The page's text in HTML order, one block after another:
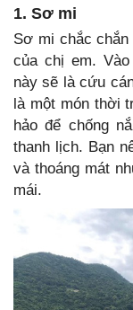
1. Sơ mi
Sơ mi chắc
của chị em.
này sẽ là cứu
là một món thời
hảo để chống
thanh lịch. Bạn
và thoáng mát
mái.